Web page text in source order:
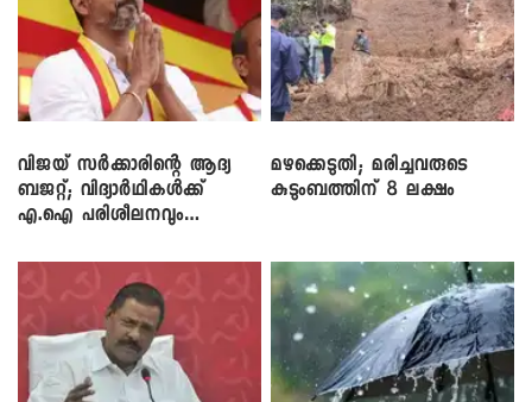
വിജയ് സർക്കാരിന്റെ ആദ്യ
ബജറ്റ്; വിദ്യാർഥികൾക്ക്
എ.ഐ പരിശീലനവും
മഴക്കെടുതി; മരിച്ചവരുടെ
കുടുംബത്തിന് 8 ലക്ഷം